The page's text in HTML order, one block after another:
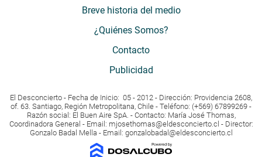
Breve historia del medio
¿Quiénes Somos?
Contacto
Publicidad
El Desconcierto - Fecha de Inicio: 05 - 2012 - Dirección: Providencia 2608,
of. 63. Santiago, Región Metropolitana, Chile - Teléfono: (+569) 67899269 -
Razón social: El Buen Aire SpA. - Contacto: María José Thomas,
Coordinadora General - Email: mjosethomas@eldesconcierto.cl - Director:
Gonzalo Badal Mella - Email: gonzalobadal@eldesconcierto.cl